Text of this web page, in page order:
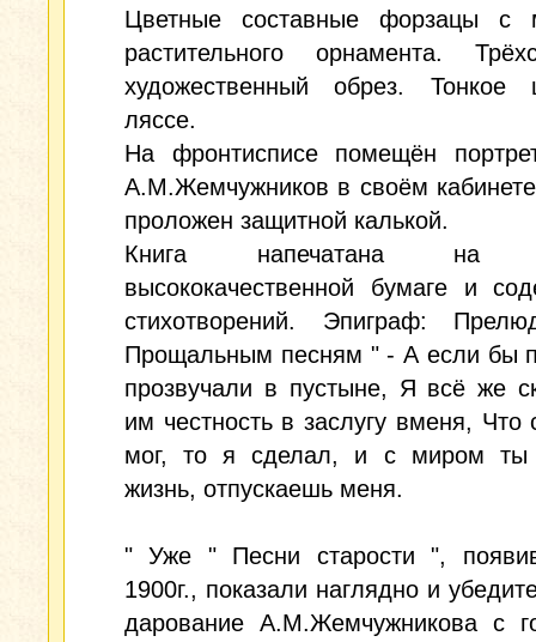
Цветные составные форзацы с
растительного орнамента.
художественный обрез. Тонкое
ляссе.
На фронтисписе помещён
А.М.Жемчужников в своём
проложен защитной калькой.
Книга напечатана на
высококачественной бумаге и
стихотворений. Эпиграф:
Прощальным песням " - А если бы
прозвучали в пустыне, Я всё же
им честность в заслугу вменя, Что
мог, то я сделал, и с миром
жизнь, отпускаешь меня.
" Уже " Песни старости ",
1900г., показали наглядно и
дарование А.М.Жемчужникова с